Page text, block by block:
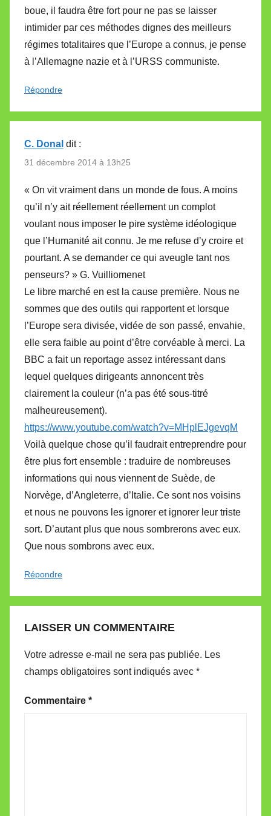
boue, il faudra être fort pour ne pas se laisser
intimider par ces méthodes dignes des meilleurs
régimes totalitaires que l’Europe a connus, je pense
à l’Allemagne nazie et à l’URSS communiste.
Répondre
C. Donal dit :
31 décembre 2014 à 13h25
« On vit vraiment dans un monde de fous. A moins
qu’il n’y ait réellement réellement un complot
voulant nous imposer le pire système idéologique
que l’Humanité ait connu. Je me refuse d’y croire et
pourtant. A se demander ce qui aveugle tant nos
penseurs? » G. Vuilliomenet
Le libre marché en est la cause première. Nous ne
sommes que des outils qui rapportent et lorsque
l’Europe sera divisée, vidée de son passé, envahie,
elle sera faible au point d’être corvéable à merci. La
BBC a fait un reportage assez intéressant dans
lequel quelques dirigeants annoncent très
clairement la couleur (n’a pas été sous-titré
malheureusement).
https://www.youtube.com/watch?v=MHplEJgevqM
Voilà quelque chose qu’il faudrait entreprendre pour
être plus fort ensemble : traduire de nombreuses
informations qui nous viennent de Suède, de
Norvège, d’Angleterre, d’Italie. Ce sont nos voisins
et nous ne pouvons les ignorer et ignorer leur triste
sort. D’autant plus que nous sombrerons avec eux.
Que nous sombrons avec eux.
Répondre
LAISSER UN COMMENTAIRE
Votre adresse e-mail ne sera pas publiée. Les
champs obligatoires sont indiqués avec *
Commentaire *